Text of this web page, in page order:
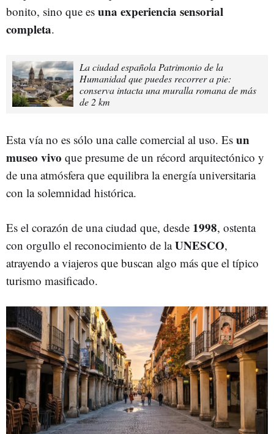
bonito, sino que es una experiencia sensorial
completa.
La ciudad española Patrimonio de la
Humanidad que puedes recorrer a pie:
conserva intacta una muralla romana de más
de 2 km
Esta vía no es sólo una calle comercial al uso. Es un
museo vivo que presume de un récord arquitectónico y
de una atmósfera que equilibra la energía universitaria
con la solemnidad histórica.
Es el corazón de una ciudad que, desde 1998, ostenta
con orgullo el reconocimiento de laUNESCO,
atrayendo a viajeros que buscan algo más que el típico
turismo masificado.